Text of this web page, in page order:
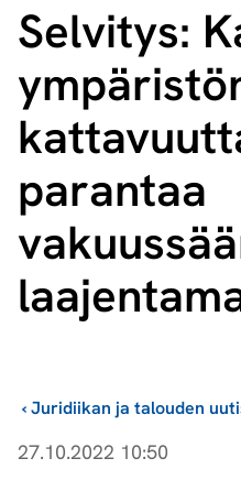
Selvitys:
parantaa
Juridiikan ja talouden
›
27.10.2022 10:50